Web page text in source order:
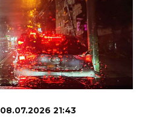
08.07.2026 21:43